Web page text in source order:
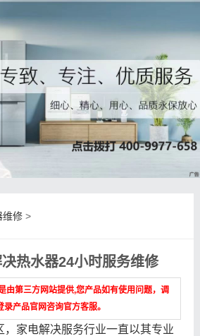
维修>
热水器24小时服务维修
由第三方网站提供,您产品如有使用问题，调
产品官网咨询官方客服。
家电解决服务行业一直以其专业